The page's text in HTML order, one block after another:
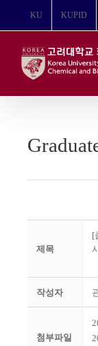
뛰
KU KUPID
제목
[
작성자
첨부파일